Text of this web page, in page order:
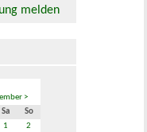
melden
>
Sa
So
1
2